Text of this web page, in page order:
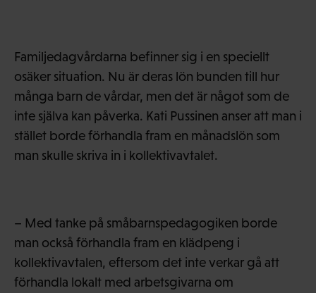
Familjedagvårdarna befinner sig i en speciellt
osäker situation. Nu är deras lön bunden till hur
många barn de vårdar, men det är något som de
inte själva kan påverka. Kati Pussinen anser att man i
stället borde förhandla fram en månadslön som
man skulle skriva in i kollektivavtalet.
– Med tanke på småbarnspedagogiken borde
man också förhandla fram en klädpeng i
kollektivavtalen, eftersom det inte verkar gå att
förhandla lokalt med arbetsgivarna om